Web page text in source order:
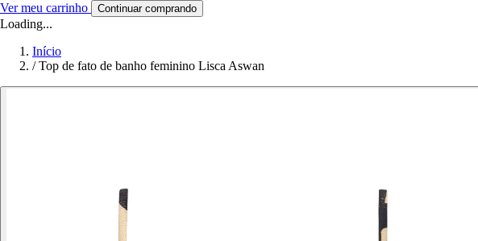
Ver meu carrinho Continuar comprando
Loading...
Início
/ Top de fato de banho feminino Lisca Aswan